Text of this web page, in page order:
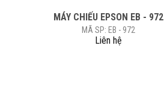
MÁY CHIẾU EPSON EB - 972
MÃ SP: EB - 972
Liên hệ